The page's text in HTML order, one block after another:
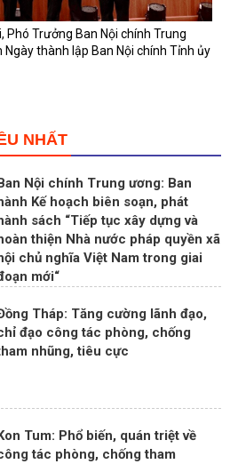
Phó Trưởng Ban Nội chính Trung
thành lập Ban Nội chính Tỉnh ủy
NHẤT
Nội chính Trung ương: Ban
Kế hoạch biên soạn, phát
sách “Tiếp tục xây dựng và
thiện Nhà nước pháp quyền xã
chủ nghĩa Việt Nam trong giai
mới“
Tháp: Tăng cường lãnh đạo,
đạo công tác phòng, chống
nhũng, tiêu cực
Tum: Phổ biến, quán triệt về
tác phòng, chống tham